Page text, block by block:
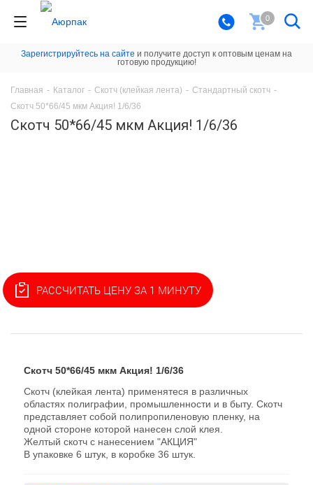
0
Зарегистрируйтесь на сайте и получите доступ к оптовым ценам на
готовую продукцию!
Главная - Каталог - Скотч (клейкая лента) - Стандартный скотч -
Скотч 50*66/45 мкм Акция! 1/6/36
Скотч 50*66/45 мкм Акция! 1/6/36
Скотч 50*66/45 мкм Акция! 1/6/36
Скотч (клейкая лента) применятеся в различных
областях полиграфии, промышленности и в быту. Скотч
представляет собой полипропиленовую пленку, на
одной стороне которой нанесен слой клея.
Желтый скотч с нанесением "АКЦИЯ"
В упаковке 6 штук, в коробке 36 штук.
РАССЧИТАТЬ ЦЕНУ ЗА 1 МИНУТУ